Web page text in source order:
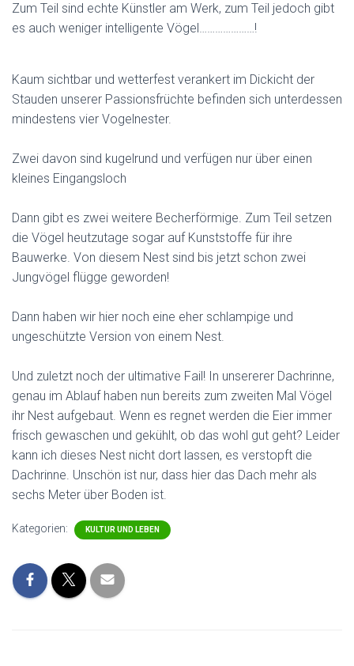
Zum Teil sind echte Künstler am Werk, zum Teil jedoch gibt
es auch weniger intelligente Vögel…………………!
Kaum sichtbar und wetterfest verankert im Dickicht der
Stauden unserer Passionsfrüchte befinden sich unterdessen
mindestens vier Vogelnester.
Zwei davon sind kugelrund und verfügen nur über einen
kleines Eingangsloch
Dann gibt es zwei weitere Becherförmige. Zum Teil setzen
die Vögel heutzutage sogar auf Kunststoffe für ihre
Bauwerke. Von diesem Nest sind bis jetzt schon zwei
Jungvögel flügge geworden!
Dann haben wir hier noch eine eher schlampige und
ungeschützte Version von einem Nest.
Und zuletzt noch der ultimative Fail! In unsererer Dachrinne,
genau im Ablauf haben nun bereits zum zweiten Mal Vögel
ihr Nest aufgebaut. Wenn es regnet werden die Eier immer
frisch gewaschen und gekühlt, ob das wohl gut geht? Leider
kann ich dieses Nest nicht dort lassen, es verstopft die
Dachrinne. Unschön ist nur, dass hier das Dach mehr als
sechs Meter über Boden ist.
Kategorien: KULTUR UND LEBEN